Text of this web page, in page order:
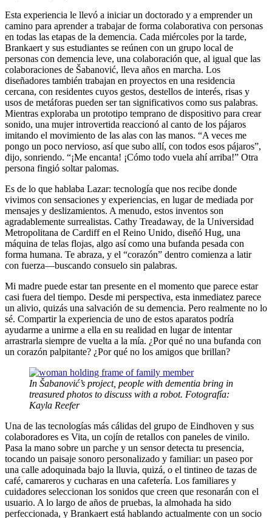
Esta experiencia le llevó a iniciar un doctorado y a emprender un
camino para aprender a trabajar de forma colaborativa con personas
en todas las etapas de la demencia. Cada miércoles por la tarde,
Brankaert y sus estudiantes se reúnen con un grupo local de
personas con demencia leve, una colaboración que, al igual que las
colaboraciones de Šabanović, lleva años en marcha. Los
diseñadores también trabajan en proyectos en una residencia
cercana, con residentes cuyos gestos, destellos de interés, risas y
usos de metáforas pueden ser tan significativos como sus palabras.
Mientras exploraba un prototipo temprano de dispositivo para crear
sonido, una mujer introvertida reaccionó al canto de los pájaros
imitando el movimiento de las alas con las manos. “A veces me
pongo un poco nervioso, así que subo allí, con todos esos pájaros”,
dijo, sonriendo. “¡Me encanta! ¡Cómo todo vuela ahí arriba!” Otra
persona fingió soltar palomas.
Es de lo que hablaba Lazar: tecnología que nos recibe donde
vivimos con sensaciones y experiencias, en lugar de mediada por
mensajes y deslizamientos. A menudo, estos inventos son
agradablemente surrealistas. Cathy Treadaway, de la Universidad
Metropolitana de Cardiff en el Reino Unido, diseñó Hug, una
máquina de telas flojas, algo así como una bufanda pesada con
forma humana. Te abraza, y el “corazón” dentro comienza a latir
con fuerza—buscando consuelo sin palabras.
Mi madre puede estar tan presente en el momento que parece estar
casi fuera del tiempo. Desde mi perspectiva, esta inmediatez parece
un alivio, quizás una salvación de su demencia. Pero realmente no lo
sé. Compartir la experiencia de uno de estos aparatos podría
ayudarme a unirme a ella en su realidad en lugar de intentar
arrastrarla siempre de vuelta a la mía. ¿Por qué no una bufanda con
un corazón palpitante? ¿Por qué no los amigos que brillan?
In Šabanović’s project, people with dementia bring in
treasured photos to discuss with a robot. Fotografía:
Kayla Reefer
Una de las tecnologías más cálidas del grupo de Eindhoven y sus
colaboradores es Vita, un cojín de retallos con paneles de vinilo.
Pasa la mano sobre un parche y un sensor detecta tu presencia,
tocando un paisaje sonoro personalizado y familiar: un paseo por
una calle adoquinada bajo la lluvia, quizá, o el tintineo de tazas de
café, camareros y cucharas en una cafetería. Los familiares y
cuidadores seleccionan los sonidos que creen que resonarán con el
usuario. A lo largo de años de pruebas, la almohada ha sido
perfeccionada, y Brankaert está hablando actualmente con un socio